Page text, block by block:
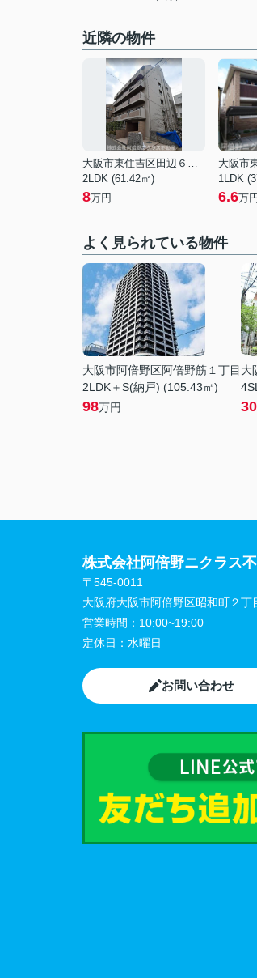
近隣の物件
大阪市東住吉区田辺６丁目
2LDK (61.42㎡)
8万円
1LDK
6.6万円
よく見られている物件
大阪市阿倍野区阿倍野筋１丁目
2LDK＋S(納戸) (105.43㎡)
98万円
大
30
株式会社阿倍野ニクラス
〒545-0011
大阪府大阪市阿倍野区昭和町２丁
営業時間： 10:00~19:00
定休日： 水曜日
お問い合わせ